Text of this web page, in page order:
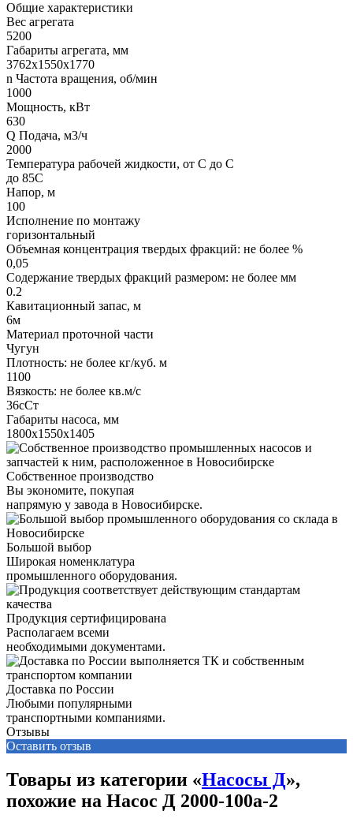
Общие характеристики
Вес агрегата
5200
Габариты агрегата, мм
3762х1550х1770
n Частота вращения, об/мин
1000
Мощность, кВт
630
Q Подача, м3/ч
2000
Температура рабочей жидкости, от С до С
до 85С
Напор, м
100
Исполнение по монтажу
горизонтальный
Объемная концентрация твердых фракций: не более %
0,05
Содержание твердых фракций размером: не более мм
0.2
Кавитационный запас, м
6м
Материал проточной части
Чугун
Плотность: не более кг/куб. м
1100
Вязкость: не более кв.м/с
36сСт
Габариты насоса, мм
1800х1550х1405
Собственное производство
Вы экономите, покупая
напрямую у завода в Новосибирске.
Большой выбор
Широкая номенклатура
промышленного оборудования.
Продукция сертифицирована
Располагаем всеми
необходимыми документами.
Доставка по России
Любыми популярными
транспортными компаниями.
Отзывы
Оставить отзыв
Товары из категории «Насосы Д»,
похожие на Насос Д 2000-100а-2